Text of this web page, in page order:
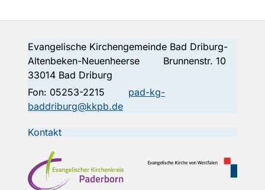
Evangelische Kirchengemeinde Bad Driburg-
Altenbeken-Neuenheerse Brunnenstr. 10
33014 Bad Driburg
Fon: 05253-2215
pad-kg-
baddriburg@kkpb.de
Kontakt